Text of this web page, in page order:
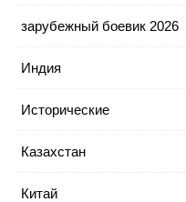
зарубежный боевик 2026
Индия
Исторические
Казахстан
Китай